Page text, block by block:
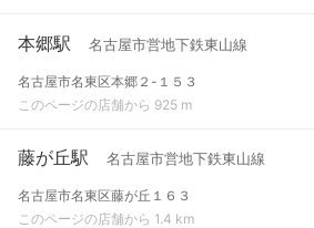
本郷駅 名古屋市営地下鉄東山線
名古屋市名東区本郷２-１５３
このページの店舗から 925 m
藤が丘駅 名古屋市営地下鉄東山線
名古屋市名東区藤が丘１６３
このページの店舗から 1.4 km